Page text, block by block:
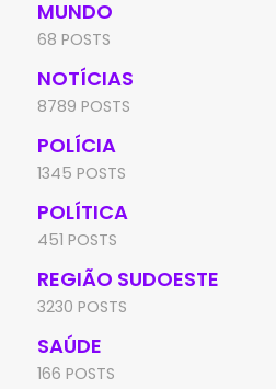
MUNDO
68 POSTS
NOTÍCIAS
8789 POSTS
POLÍCIA
1345 POSTS
POLÍTICA
451 POSTS
REGIÃO SUDOESTE
3230 POSTS
SAÚDE
166 POSTS